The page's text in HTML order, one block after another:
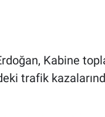
Kabine
trafik